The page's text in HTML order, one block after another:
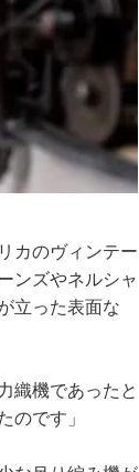
カのヴィンテー
ンズやネルシャ
立った表面な
織機であったと
のです」